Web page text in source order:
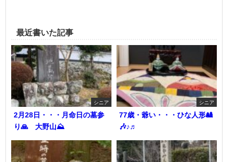
最近書いた記事
シニア
2月28日・・・月命日の墓参
り🙏 大野山⛰️
シニア
77歳・爺い・・・ひな人形🎎
🎶♪♬